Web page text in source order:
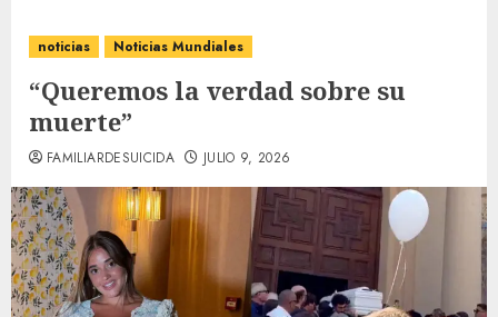
noticias Noticias Mundiales
“Queremos la verdad sobre su
muerte”
FAMILIARDESUICIDA JULIO 9, 2026